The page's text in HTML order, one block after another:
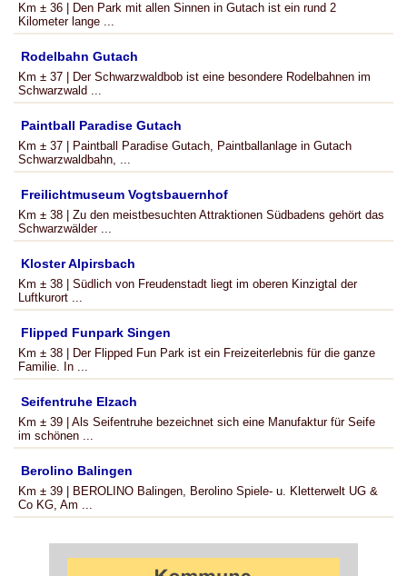
Km ± 36 | Den Park mit allen Sinnen in Gutach ist ein rund 2
Kilometer lange ...
Rodelbahn Gutach
Km ± 37 | Der Schwarzwaldbob ist eine besondere Rodelbahnen im
Schwarzwald ...
Paintball Paradise Gutach
Km ± 37 | Paintball Paradise Gutach, Paintballanlage in Gutach
Schwarzwaldbahn, ...
Freilichtmuseum Vogtsbauernhof
Km ± 38 | Zu den meistbesuchten Attraktionen Südbadens gehört das
Schwarzwälder ...
Kloster Alpirsbach
Km ± 38 | Südlich von Freudenstadt liegt im oberen Kinzigtal der
Luftkurort ...
Flipped Funpark Singen
Km ± 38 | Der Flipped Fun Park ist ein Freizeiterlebnis für die ganze
Familie. In ...
Seifentruhe Elzach
Km ± 39 | Als Seifentruhe bezeichnet sich eine Manufaktur für Seife
im schönen ...
Berolino Balingen
Km ± 39 | BEROLINO Balingen, Berolino Spiele- u. Kletterwelt UG &
Co KG, Am ...